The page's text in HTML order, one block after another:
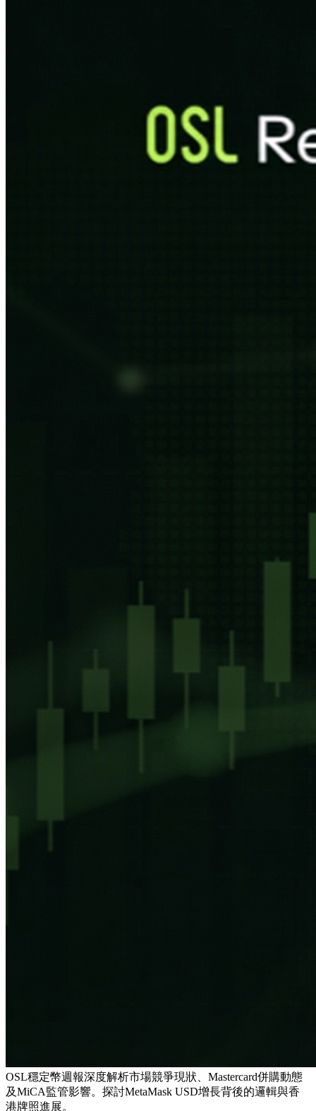
OSL穩定幣週報深度解析市場競爭現狀、Mastercard併購動態
及MiCA監管影響。探討MetaMask USD增長背後的邏輯與香
港牌照進展。